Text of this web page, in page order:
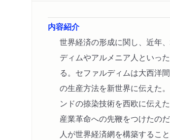
内容紹介
世界経済の形成に関し、近年
ディムやアルメニア人といっ
る。セファルディムは大西洋
の生産方法を新世界に伝えた
ンドの捺染技術を西欧に伝え
産業革命への先鞭をつけたの
人が世界経済網を構築するこ